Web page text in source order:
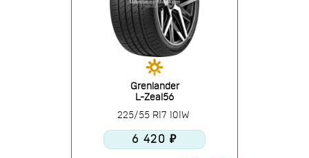
Grenlander
L-Zeal56
225/55 R17 101W
6 420 ₽